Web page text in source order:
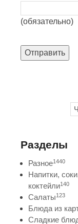
(обязательно)
Отправить
Разделы
Разное1440
Напитки,
коктейли140
Салаты123
Блюда из
Сладкие